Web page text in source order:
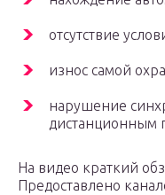
отсутствие
износ самой
нарушение
дистанционным
На видео краткий
Предоставлено